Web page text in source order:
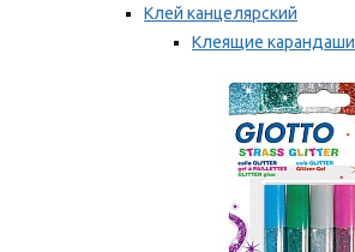
Клей канцелярский
Клеящие карандаши
Мы рекомендуем